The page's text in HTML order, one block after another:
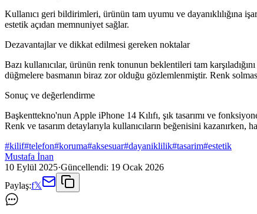
Kullanıcı geri bildirimleri, ürünün tam uyumu ve dayanıklılığına
estetik açıdan memnuniyet sağlar.
Dezavantajlar ve dikkat edilmesi gereken noktalar
Bazı kullanıcılar, ürünün renk tonunun beklentileri tam
düğmelere basmanın biraz zor olduğu gözlemlenmiştir. Renk
Sonuç ve değerlendirme
Başkenttekno'nun Apple iPhone 14 Kılıfı, şık tasarımı ve
Renk ve tasarım detaylarıyla kullanıcıların beğenisini
#kilif#telefon#koruma#aksesuar#dayaniklilik#tasarim#estetik
Mustafa İnan
10 Eylül 2025·Güncellendi: 19 Ocak 2026
Paylaş:f𝕏